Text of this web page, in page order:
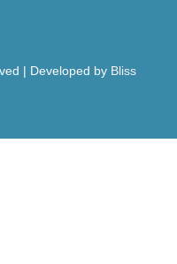
| Developed by Bliss